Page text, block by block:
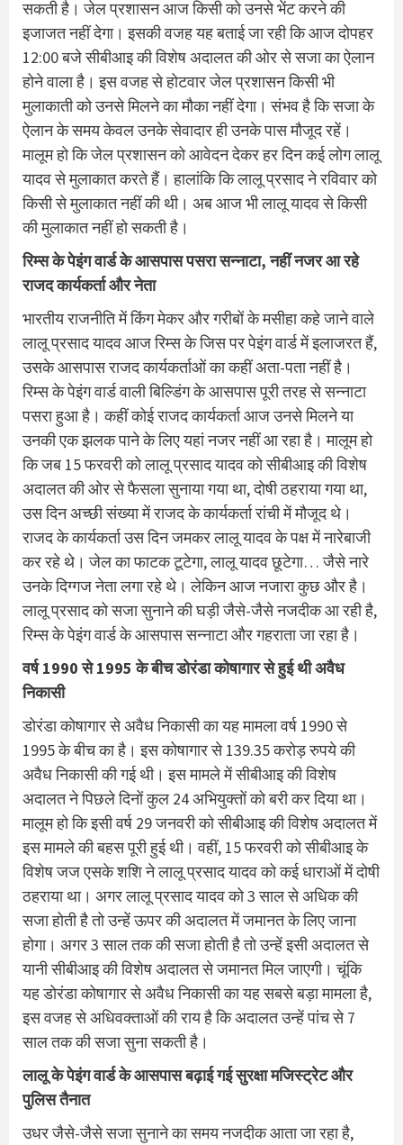
सकती है। जेल प्रशासन आज किसी को उनसे भेंट करने की
इजाजत नहीं देगा। इसकी वजह यह बताई जा रही कि आज दोपहर
12:00 बजे सीबीआइ की विशेष अदालत की ओर से सजा का ऐलान
होने वाला है। इस वजह से होटवार जेल प्रशासन किसी भी
मुलाकाती को उनसे मिलने का मौका नहीं देगा। संभव है कि सजा के
ऐलान के समय केवल उनके सेवादार ही उनके पास मौजूद रहें।
मालूम हो कि जेल प्रशासन को आवेदन देकर हर दिन कई लोग लालू
यादव से मुलाकात करते हैं। हालांकि कि लालू प्रसाद ने रविवार को
किसी से मुलाकात नहीं की थी। अब आज भी लालू यादव से किसी
की मुलाकात नहीं हो सकती है।
रिम्स के पेइंग वार्ड के आसपास पसरा सन्नाटा, नहीं नजर आ रहे
राजद कार्यकर्ता और नेता
भारतीय राजनीति में किंग मेकर और गरीबों के मसीहा कहे जाने वाले
लालू प्रसाद यादव आज रिम्स के जिस पर पेइंग वार्ड में इलाजरत हैं,
उसके आसपास राजद कार्यकर्ताओं का कहीं अता-पता नहीं है।
रिम्स के पेइंग वार्ड वाली बिल्डिंग के आसपास पूरी तरह से सन्नाटा
पसरा हुआ है। कहीं कोई राजद कार्यकर्ता आज उनसे मिलने या
उनकी एक झलक पाने के लिए यहां नजर नहीं आ रहा है। मालूम हो
कि जब 15 फरवरी को लालू प्रसाद यादव को सीबीआइ की विशेष
अदालत की ओर से फैसला सुनाया गया था, दोषी ठहराया गया था,
उस दिन अच्छी संख्या में राजद के कार्यकर्ता रांची में मौजूद थे।
राजद के कार्यकर्ता उस दिन जमकर लालू यादव के पक्ष में नारेबाजी
कर रहे थे। जेल का फाटक टूटेगा, लालू यादव छूटेगा… जैसे नारे
उनके दिग्गज नेता लगा रहे थे। लेकिन आज नजारा कुछ और है।
लालू प्रसाद को सजा सुनाने की घड़ी जैसे-जैसे नजदीक आ रही है,
रिम्स के पेइंग वार्ड के आसपास सन्नाटा और गहराता जा रहा है।
वर्ष 1990 से 1995 के बीच डोरंडा कोषागार से हुई थी अवैध
निकासी
डोरंडा कोषागार से अवैध निकासी का यह मामला वर्ष 1990 से
1995 के बीच का है। इस कोषागार से 139.35 करोड़ रुपये की
अवैध निकासी की गई थी। इस मामले में सीबीआइ की विशेष
अदालत ने पिछले दिनों कुल 24 अभियुक्तों को बरी कर दिया था।
मालूम हो कि इसी वर्ष 29 जनवरी को सीबीआइ की विशेष अदालत में
इस मामले की बहस पूरी हुई थी। वहीं, 15 फरवरी को सीबीआइ के
विशेष जज एसके शशि ने लालू प्रसाद यादव को कई धाराओं में दोषी
ठहराया था। अगर लालू प्रसाद यादव को 3 साल से अधिक की
सजा होती है तो उन्हें ऊपर की अदालत में जमानत के लिए जाना
होगा। अगर 3 साल तक की सजा होती है तो उन्हें इसी अदालत से
यानी सीबीआइ की विशेष अदालत से जमानत मिल जाएगी। चूंकि
यह डोरंडा कोषागार से अवैध निकासी का यह सबसे बड़ा मामला है,
इस वजह से अधिवक्ताओं की राय है कि अदालत उन्हें पांच से 7
साल तक की सजा सुना सकती है।
लालू के पेइंग वार्ड के आसपास बढ़ाई गई सुरक्षा मजिस्ट्रेट और
पुलिस तैनात
उधर जैसे-जैसे सजा सुनाने का समय नजदीक आता जा रहा है,